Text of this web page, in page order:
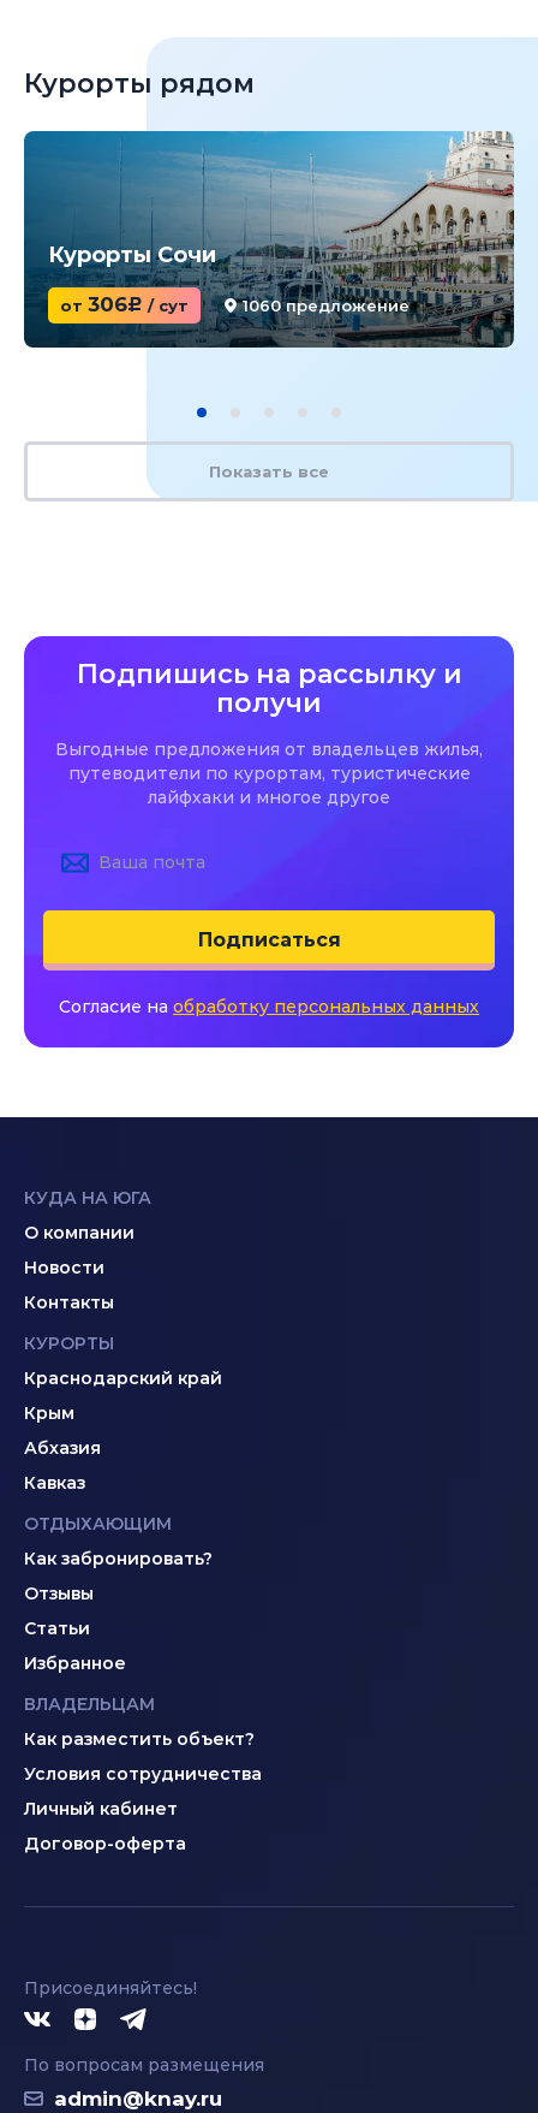
Курорты рядом
Курорты Сочи
от 306c / сут 1060 предложение
Показать все
Подпишись на рассылку и
получи
Выгодные предложения от владельцев жилья,
путеводители по курортам, туристические
лайфхаки и многое другое
Подписаться
Согласие на обработку персональных данных
КУДА НА ЮГА
О компании
Новости
Контакты
КУРОРТЫ
Краснодарский край
Крым
Абхазия
Кавказ
ОТДЫХАЮЩИМ
Как забронировать?
Отзывы
Статьи
Избранное
ВЛАДЕЛЬЦАМ
Как разместить объект?
Условия сотрудничества
Личный кабинет
Договор-оферта
Присоединяйтесь!
По вопросам размещения
admin@knay.ru